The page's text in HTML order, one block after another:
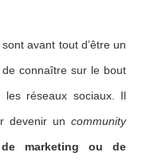
avant tout d’être un
de connaître sur le bout
réseaux sociaux. Il
devenir un community
de marketing ou de